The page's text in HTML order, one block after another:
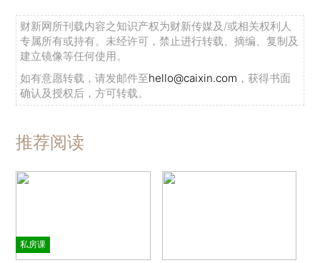
财新网所刊载内容之知识产权为财新传媒及/或相关权利人
专属所有或持有。未经许可，禁止进行转载、摘编、复制及
建立镜像等任何使用。
如有意愿转载，请发邮件至hello@caixin.com ，获得书面
确认及授权后，方可转载。
推荐阅读
私房课